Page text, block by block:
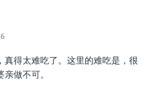
真得太难吃了。这里的难吃是，很
做不可。